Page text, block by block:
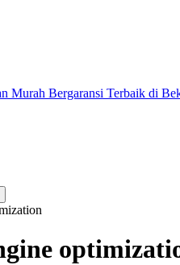
Murah Bergaransi Terbaik di